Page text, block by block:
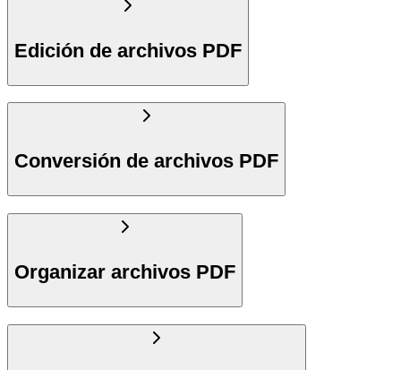
Edición de archivos PDF
Conversión de archivos PDF
Organizar archivos PDF